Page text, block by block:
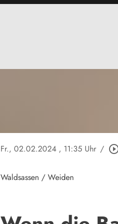
Fr., 02.02.2024 , 11:35 Uhr /
Waldsassen / Weiden